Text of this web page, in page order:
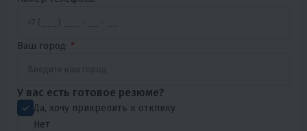
Ваш город: *
У вас есть готовое резюме?
Да, хочу прикрепить к отклику
Нет